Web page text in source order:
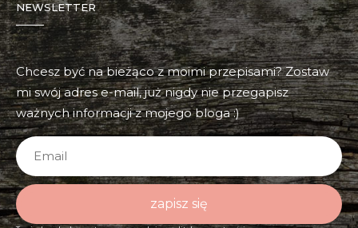
NEWSLETTER
Chcesz być na bieżąco z moimi przepisami? Zostaw
mi swój adres e-mail, już nigdy nie przegapisz
ważnych informacji z mojego bloga :)
zapisz się